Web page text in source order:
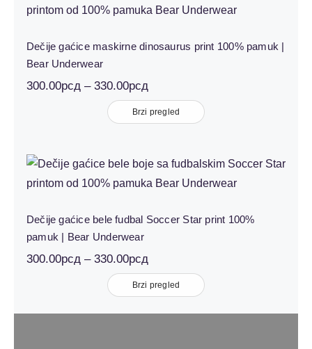
Underwear
Dečije gaćice maskirne dinosaurus print 100% pamuk |
Bear Underwear
300.00рсд – 330.00рсдРаспон
цена:
од
300.00рсд
Brzi pregled
Dečije gaćice bele fudbal Soccer Star
print 100% pamuk | Bear
Underwear
Dečije gaćice bele fudbal Soccer Star print 100%
pamuk | Bear Underwear
300.00рсд – 330.00рсдРаспон
цена:
од
300.00рсд
до
Brzi pregled